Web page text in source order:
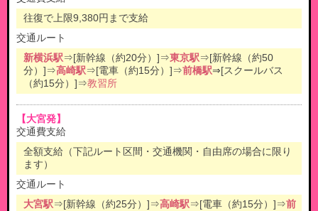
往復で上限9,380円まで支給
交通ルート
新横浜駅⇒[新幹線（約20分）]⇒東京駅⇒[新幹線（約50
分）]⇒高崎駅⇒[電車（約15分）]⇒前橋駅⇒[スクールバス
（約15分）]⇒教習所
【大宮発】
交通費支給
全額支給（下記ルート区間・交通機関・自由席の場合に限り
ます）
交通ルート
大宮駅⇒[新幹線（約25分）]⇒高崎駅⇒[電車（約15分）]⇒前